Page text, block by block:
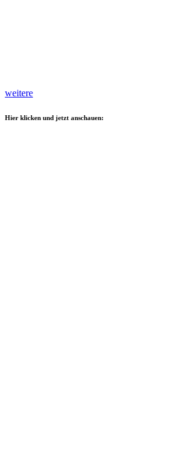
weitere
Hier klicken und jetzt anschauen: